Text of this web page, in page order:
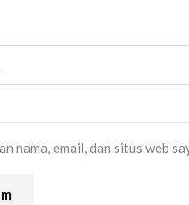
nama, email, dan situs web